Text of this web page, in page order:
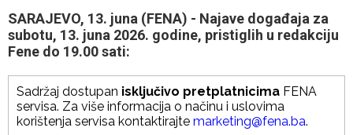
SARAJEVO, 13. juna (FENA) - Najave događaja za
subotu, 13. juna 2026. godine, pristiglih u redakciju
Fene do 19.00 sati:
Sadržaj dostupan isključivo pretplatnicima FENA
servisa. Za više informacija o načinu i uslovima
korištenja servisa kontaktirajte marketing@fena.ba.